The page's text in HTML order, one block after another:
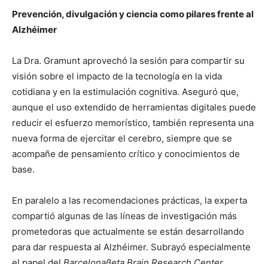
Prevención, divulgación y ciencia como pilares frente al
Alzhéimer
La Dra. Gramunt aprovechó la sesión para compartir su
visión sobre el impacto de la tecnología en la vida
cotidiana y en la estimulación cognitiva. Aseguró que,
aunque el uso extendido de herramientas digitales puede
reducir el esfuerzo memorístico, también representa una
nueva forma de ejercitar el cerebro, siempre que se
acompañe de pensamiento crítico y conocimientos de
base.
En paralelo a las recomendaciones prácticas, la experta
compartió algunas de las líneas de investigación más
prometedoras que actualmente se están desarrollando
para dar respuesta al Alzhéimer. Subrayó especialmente